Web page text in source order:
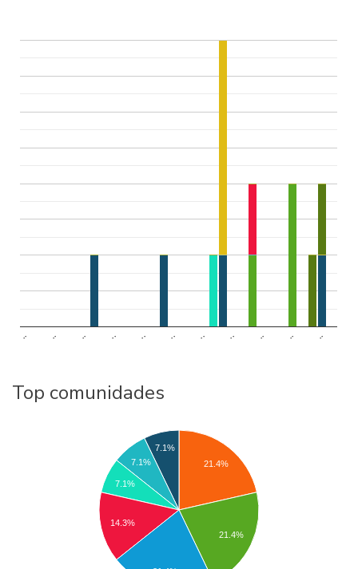
.. .. .. .. .. .. .. .. .. .. ..
Top comunidades
21.4%
21.4%
7.1%
7.1%
7.1%
14.3%